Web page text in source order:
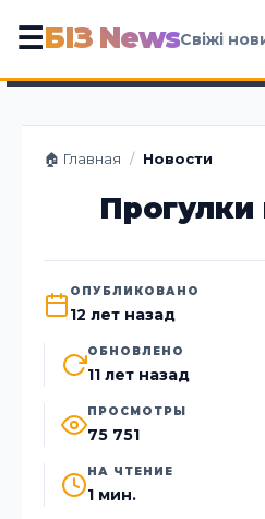
☰БІЗ NewsСвіжі
🏠 Главная / Новости
Прогулки
ОПУБЛИКОВАНО
12 лет назад
ОБНОВЛЕНО
11 лет назад
ПРОСМОТРЫ
75 751
НА ЧТЕНИЕ
1 мин.